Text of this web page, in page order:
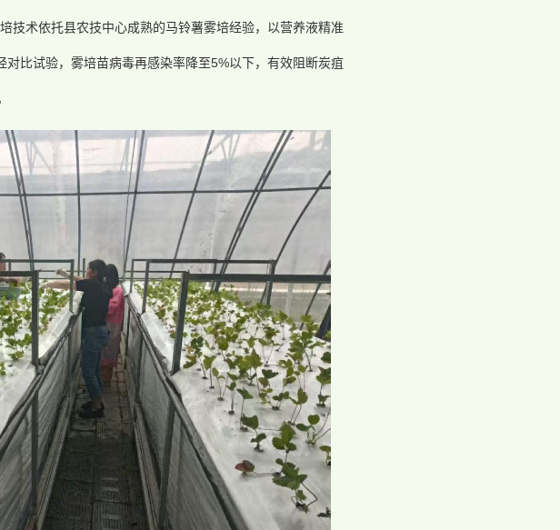
技术依托县农技中心成熟的马铃薯雾培经验，以营养液精准
比试验，雾培苗病毒再感染率降至5%以下，有效阻断炭疽